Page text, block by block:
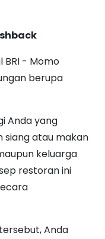
BRI - Momo
berupa
Anda yang
siang atau makan
keluarga
restoran ini
Anda